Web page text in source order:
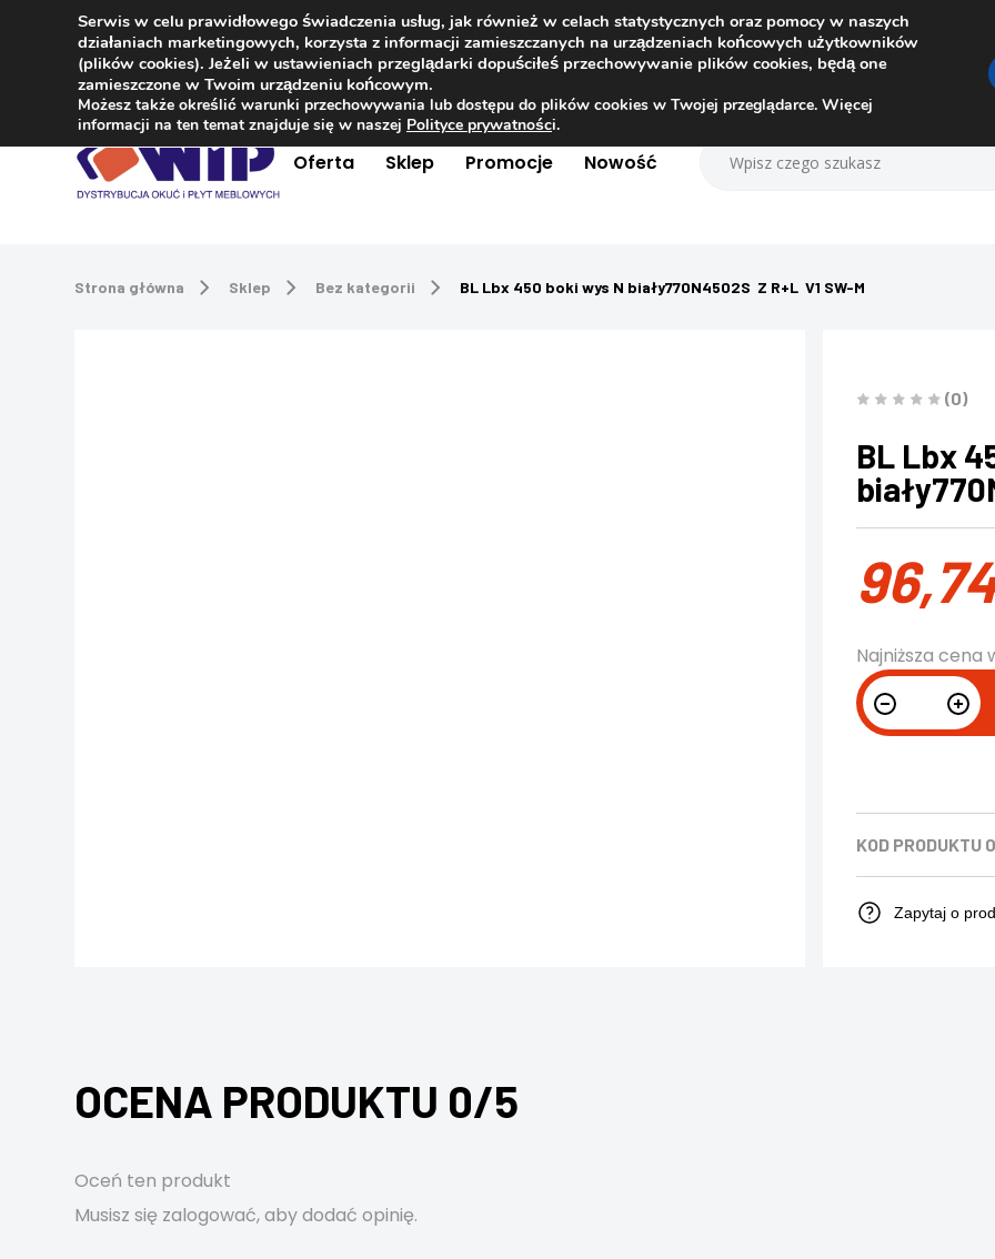
Kontakt +48 504 181 848
Oferta Sklep Promocje Nowość
Strona główna Sklep Bez kategorii BL Lbx 450 boki wys N biały770N4502S Z R+L V1 SW-M
(0)
BL Lbx
Najniższa
KOD PRODUKTU
Zapytaj o
OCENA PRODUKTU 0/5
Oceń ten produkt
Musisz się zalogować, aby dodać opinię.
Serwis w celu prawidłowego świadczenia usług, jak również w celach statystycznych oraz pomocy w naszych
działaniach marketingowych, korzysta z informacji zamieszczanych na urządzeniach końcowych użytkowników
(plików cookies). Jeżeli w ustawieniach przeglądarki dopuściłeś przechowywanie plików cookies, będą one
zamieszczone w Twoim urządzeniu końcowym.
Możesz także określić warunki przechowywania lub dostępu do plików cookies w Twojej przeglądarce. Więcej
informacji na ten temat znajduje się w naszej Polityce prywatności.